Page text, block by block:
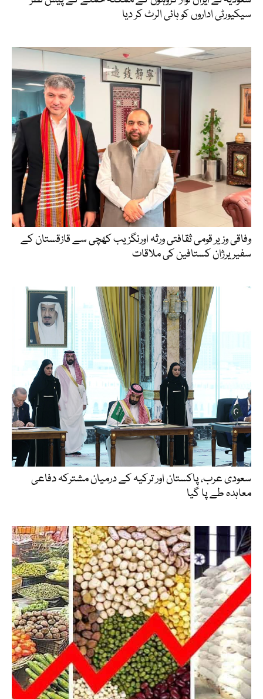
سیکیورٹی اداروں کو ہائی الرٹ کر دیا
وفاقی وزیر قومی ثقافتی ورثہ اورنگزیب کھچی سے قازقستان کے
سفیر یرژان کستافین کی ملاقات
سعودی عرب، پاکستان اور ترکیہ کے درمیان مشترکہ دفاعی
معاہدہ طے پا گیا